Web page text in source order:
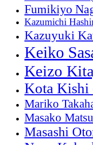
Fumikiyo
Kazumichi
Kazuyuki
Keiko
Keizo
Kota Kishi
Mariko
Masako
Masashi